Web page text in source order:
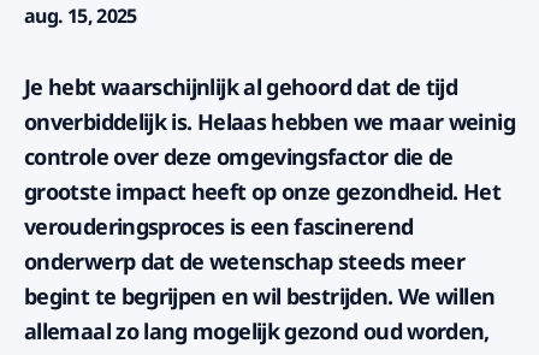
aug. 15, 2025
Je hebt waarschijnlijk al gehoord dat de tijd
onverbiddelijk is. Helaas hebben we maar weinig
controle over deze omgevingsfactor die de
grootste impact heeft op onze gezondheid. Het
verouderingsproces is een fascinerend
onderwerp dat de wetenschap steeds meer
begint te begrijpen en wil bestrijden. We willen
allemaal zo lang mogelijk gezond oud worden,